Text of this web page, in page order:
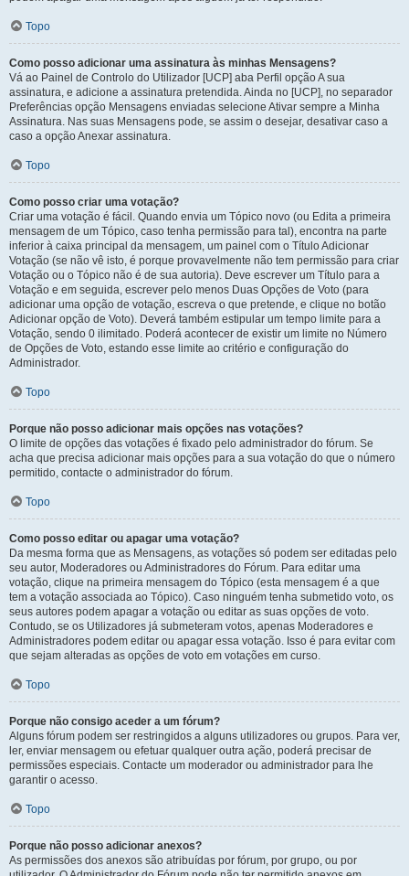
Topo
Como posso adicionar uma assinatura às minhas Mensagens?
Vá ao Painel de Controlo do Utilizador [UCP] aba Perfil opção A sua
assinatura, e adicione a assinatura pretendida. Ainda no [UCP], no separador
Preferências opção Mensagens enviadas selecione Ativar sempre a Minha
Assinatura. Nas suas Mensagens pode, se assim o desejar, desativar caso a
caso a opção Anexar assinatura.
Topo
Como posso criar uma votação?
Criar uma votação é fácil. Quando envia um Tópico novo (ou Edita a primeira
mensagem de um Tópico, caso tenha permissão para tal), encontra na parte
inferior à caixa principal da mensagem, um painel com o Título Adicionar
Votação (se não vê isto, é porque provavelmente não tem permissão para criar
Votação ou o Tópico não é de sua autoria). Deve escrever um Título para a
Votação e em seguida, escrever pelo menos Duas Opções de Voto (para
adicionar uma opção de votação, escreva o que pretende, e clique no botão
Adicionar opção de Voto). Deverá também estipular um tempo limite para a
Votação, sendo 0 ilimitado. Poderá acontecer de existir um limite no Número
de Opções de Voto, estando esse limite ao critério e configuração do
Administrador.
Topo
Porque não posso adicionar mais opções nas votações?
O limite de opções das votações é fixado pelo administrador do fórum. Se
acha que precisa adicionar mais opções para a sua votação do que o número
permitido, contacte o administrador do fórum.
Topo
Como posso editar ou apagar uma votação?
Da mesma forma que as Mensagens, as votações só podem ser editadas pelo
seu autor, Moderadores ou Administradores do Fórum. Para editar uma
votação, clique na primeira mensagem do Tópico (esta mensagem é a que
tem a votação associada ao Tópico). Caso ninguém tenha submetido voto, os
seus autores podem apagar a votação ou editar as suas opções de voto.
Contudo, se os Utilizadores já submeteram votos, apenas Moderadores e
Administradores podem editar ou apagar essa votação. Isso é para evitar com
que sejam alteradas as opções de voto em votações em curso.
Topo
Porque não consigo aceder a um fórum?
Alguns fórum podem ser restringidos a alguns utilizadores ou grupos. Para ver,
ler, enviar mensagem ou efetuar qualquer outra ação, poderá precisar de
permissões especiais. Contacte um moderador ou administrador para lhe
garantir o acesso.
Topo
Porque não posso adicionar anexos?
As permissões dos anexos são atribuídas por fórum, por grupo, ou por